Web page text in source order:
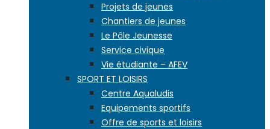
Projets de jeunes
Chantiers de jeunes
Le Pôle Jeunesse
Service civique
Vie étudiante – AFEV
SPORT ET LOISIRS
Centre Aqualudis
Equipements sportifs
Offre de sports et loisirs